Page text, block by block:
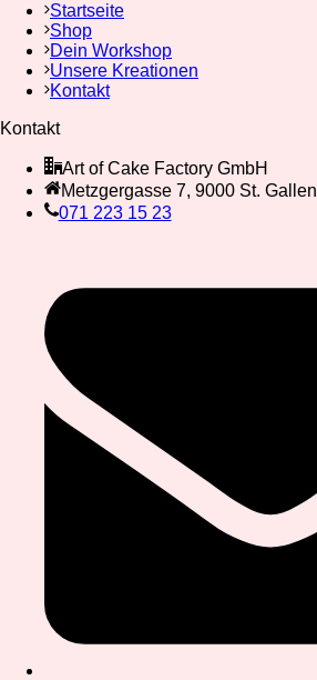
Startseite
Shop
Dein Workshop
Unsere Kreationen
Kontakt
Kontakt
Art of Cake Factory GmbH
Metzgergasse 7, 9000 St. Gallen
071 223 15 23